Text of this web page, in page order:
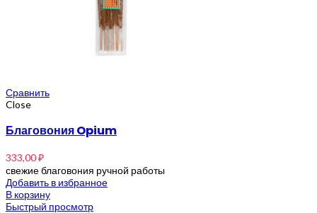
Сравнить
Close
Благовония Opium
333,00₽
свежие благовония ручной работы
Добавить в избранное
В корзину
Быстрый просмотр